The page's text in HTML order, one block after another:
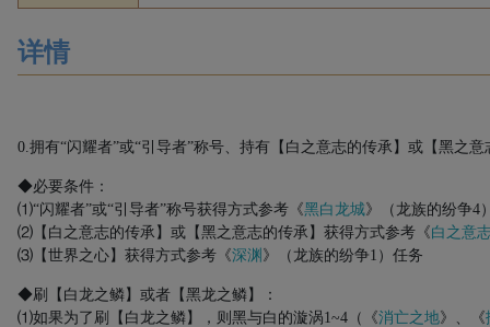
详情
0.拥有“闪耀者”或“引导者”称号、持有【白之意志的传承】或【黑之
◆必要条件：
⑴“闪耀者”或“引导者”称号获得方式参考《黑白龙城》（龙族的纷争4
⑵【白之意志的传承】或【黑之意志的传承】获得方式参考《白之意
⑶【世界之心】获得方式参考《深渊 》（龙族的纷争1 ）任务
◆刷【白龙之鳞】或者【黑龙之鳞】：
⑴如果为了刷【白龙之鳞】，则黑与白的漩涡1~4 （《消亡之地》、《